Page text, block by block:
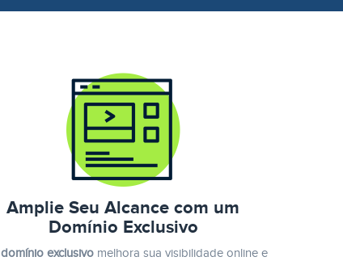
Amplie Seu Alcance com um
Domínio Exclusivo
domínio exclusivomelhora sua visibilidade online e